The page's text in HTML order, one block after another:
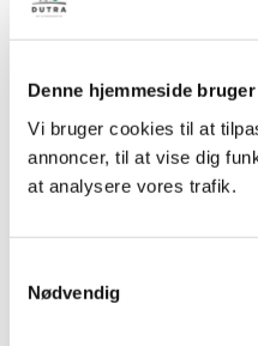
Denne hjemmeside
Vi bruger cookies til at
annoncer, til at vise dig
at analysere vores trafik.
Nødvendig
Vægt
Belastningsklasse
Antal På Palle
Datablad